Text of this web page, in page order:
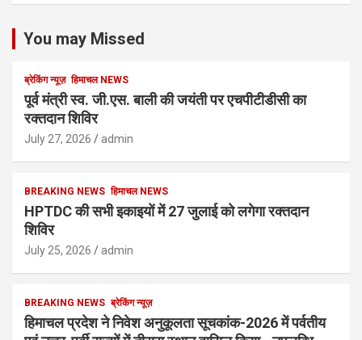
You may Missed
ब्रेकिंग न्यूज़ हिमाचल NEWS
पूर्व मंत्री स्व. जी.एस. बाली की जयंती पर एचपीटीडीसी का
रक्तदान शिविर
July 27, 2026 admin
BREAKING NEWS हिमाचल NEWS
HPTDC की सभी इकाइयों में 27 जुलाई को लगेगा रक्तदान
शिविर
July 25, 2026 admin
BREAKING NEWS ब्रेकिंग न्यूज़
हिमाचल प्रदेश ने निवेश अनुकूलता सूचकांक-2026 में पर्वतीय